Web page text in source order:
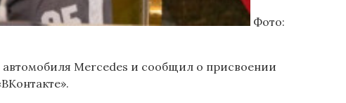
Фото:
автомобиля Mercedes и сообщил о присвоении